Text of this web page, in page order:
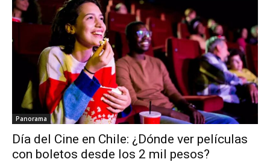
Panorama
Día del Cine en Chile: ¿Dónde ver películas
con boletos desde los 2 mil pesos?